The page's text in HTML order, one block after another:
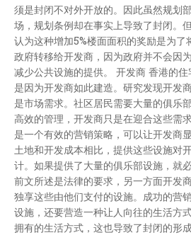
须是封闭不对外开放的。因此虽然规划
场，规划条例却在事实上导致了封闭。
认为这种增加5%楼面面积的奖励是为了
政府转移给开发商，因为政府并不会因
减少公共设施的提供。 开发商 香港的住
是因为开发商如此建造。研究发现开发
是市场需求。社区居民需要大量的俱乐
高效的管理，开发商只是在迎合这些需
是一个有效的营销策略，可以让开发商
土地和开发成本相比，提供这些设施对
计。如果提供了大量的俱乐部设施，就
前文所述是法律的要求，另一方面开发
独享这些由他们支付的设施。成功的营
设施，还要营造一种让人向往的生活方
拥有的生活方式，这也导致了封闭的形